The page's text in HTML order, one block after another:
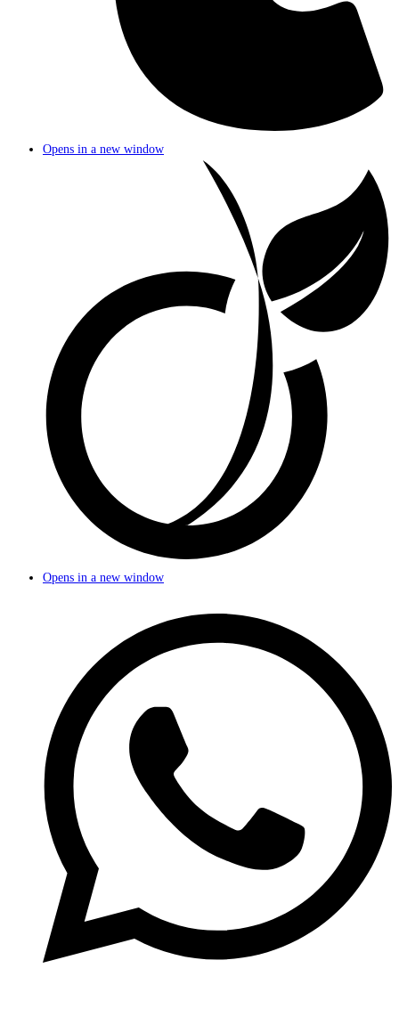
Opens in a new window
Opens in a new window